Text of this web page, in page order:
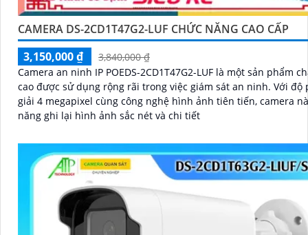
CAMERA DS-2CD1T47G2-LUF CHỨC NĂNG CAO CẤP
3,150,000 ₫
3,840,000 ₫
Camera an ninh IP POEDS-2CD1T47G2-LUF là một sản phẩm
cao được sử dụng rộng rãi trong việc giám sát an ninh. Với độ phân
giải 4 megapixel cùng công nghệ hình ảnh tiên tiến, camera
năng ghi lại hình ảnh sắc nét và chi tiết